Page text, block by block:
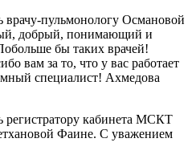
врачу-пульмонологу Османовой
добрый, понимающий и
бы таких врачей!
вам за то, что у вас работает
специалист! Ахмедова
регистратору кабинета МСКТ
Фаине. С уважением